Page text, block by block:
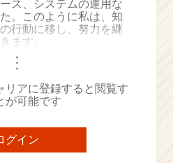
ス、システムの運用な
。このように私は、知
行動に移し、努力を継
ます。
・・・
リアに登録すると閲覧す
が可能です
グイン